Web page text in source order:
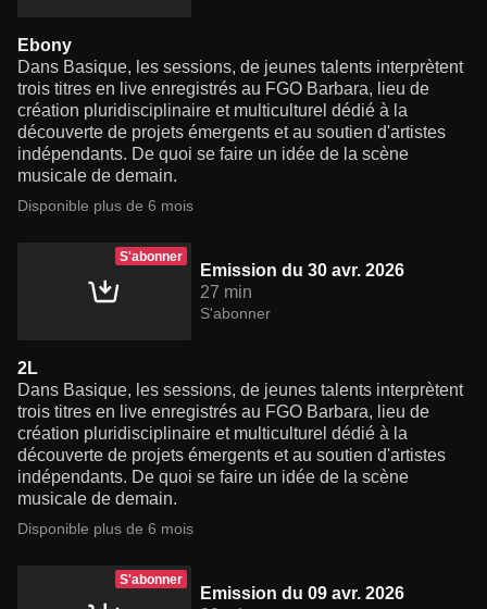
Ebony
Dans Basique, les sessions, de jeunes talents interprètent
trois titres en live enregistrés au FGO Barbara, lieu de
création pluridisciplinaire et multiculturel dédié à la
découverte de projets émergents et au soutien d'artistes
indépendants. De quoi se faire un idée de la scène
musicale de demain.
Disponible plus de 6 mois
S'abonner
Emission du 30 avr. 2026
27 min
S'abonner
2L
Dans Basique, les sessions, de jeunes talents interprètent
trois titres en live enregistrés au FGO Barbara, lieu de
création pluridisciplinaire et multiculturel dédié à la
découverte de projets émergents et au soutien d'artistes
indépendants. De quoi se faire un idée de la scène
musicale de demain.
Disponible plus de 6 mois
S'abonner
Emission du 09 avr. 2026